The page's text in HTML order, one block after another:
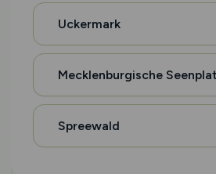
Uckermark
Mecklenburgische
Spreewald